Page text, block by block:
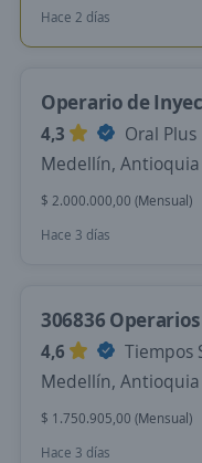
Hace 2 días
Operario de
4,3
Oral Plus
Medellín, Antioquia
$ 2.000.000,00 (Mensual)
Hace 3 días
306836
4,6
Tiempos
Medellín, Antioquia
$ 1.750.905,00 (Mensual)
Hace 3 días